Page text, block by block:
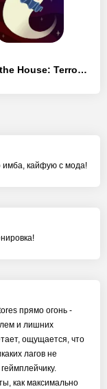
Haunt the House: Terrortown
имба, кайфую с мода!
прямо огонь -
и лишних
ощущается, что
лагов не
как максимально